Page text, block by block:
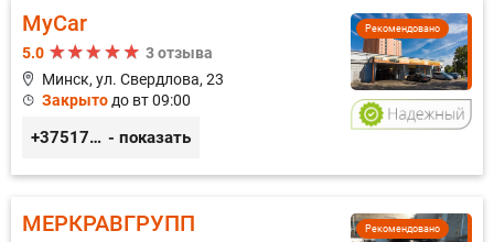
Рекомендовано
MyCar
5.0
3 отзыва
Минск, ул. Свердлова, 23
Закрыто до вт 09:00
+375173212443 - показать
Рекомендовано
МЕРКРАВГРУПП